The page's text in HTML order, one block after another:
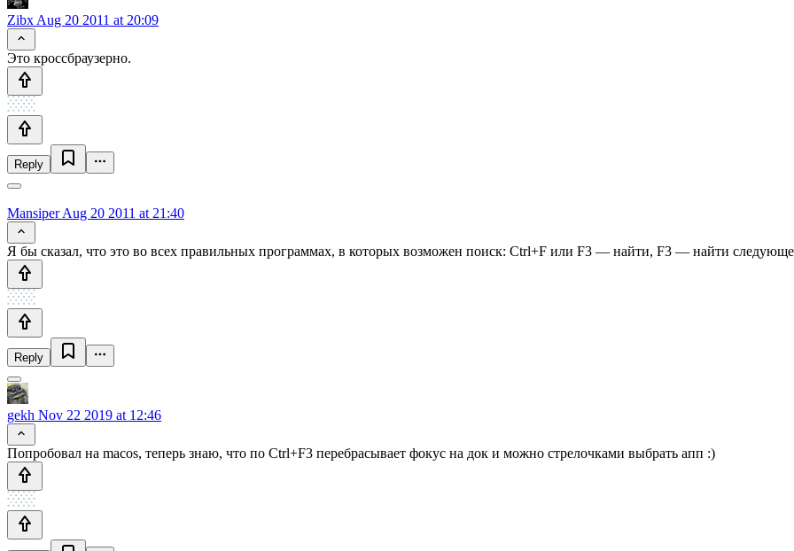
Zibx Aug 20 2011 at 20:09
Это кроссбраузерно.
Reply
MansiperAug 20 2011 at 21:40
Я бы сказал, что это во всех правильных программах, в которых возможен поиск: Ctrl+F или F3 — найти, F3 — найти
Reply
gekh Nov 22 2019 at 12:46
Попробовал на macos, теперь знаю, что по Ctrl+F3 перебрасывает фокус на док и можно стрелочками выбрать апп :)